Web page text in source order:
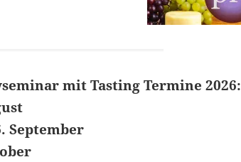
mit Tasting Termine 2026:
September